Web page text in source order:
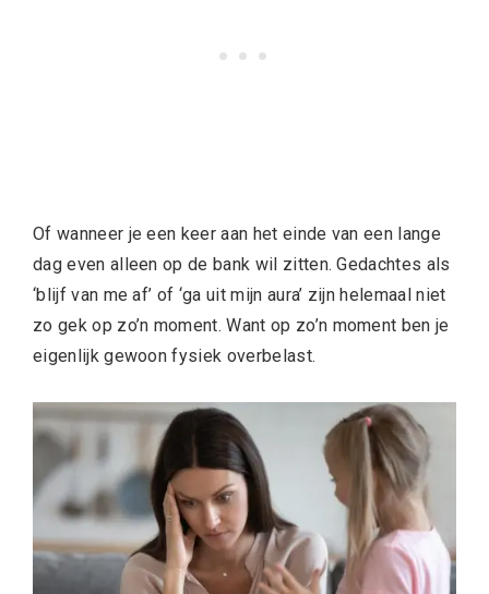
Of wanneer je een keer aan het einde van een lange
dag even alleen op de bank wil zitten. Gedachtes als
‘blijf van me af’ of ‘ga uit mijn aura’ zijn helemaal niet
zo gek op zo’n moment. Want op zo’n moment ben je
eigenlijk gewoon fysiek overbelast.